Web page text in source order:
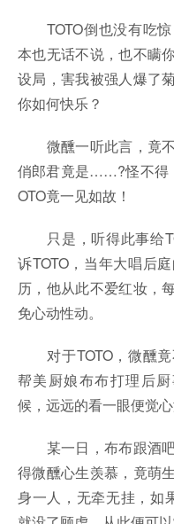
TOTO倒也没有吃惊
本也无话不说，也不瞒
设局，害我被强人爆了
你如何快乐？
微醺一听此言，竟不
俏郎君竟是……?怪不得
OTO竟一见如故！
只是，听得此事给
诉TOTO，当年大唱后
历，他从此不爱红妆，
免心动性动。
对于TOTO，微醺竟
帮美厨娘布布打理后
候，远远的看一眼便觉
某一日，布布跟酒吧
得微醺心生羡慕，竟萌
身一人，无牵无挂，如